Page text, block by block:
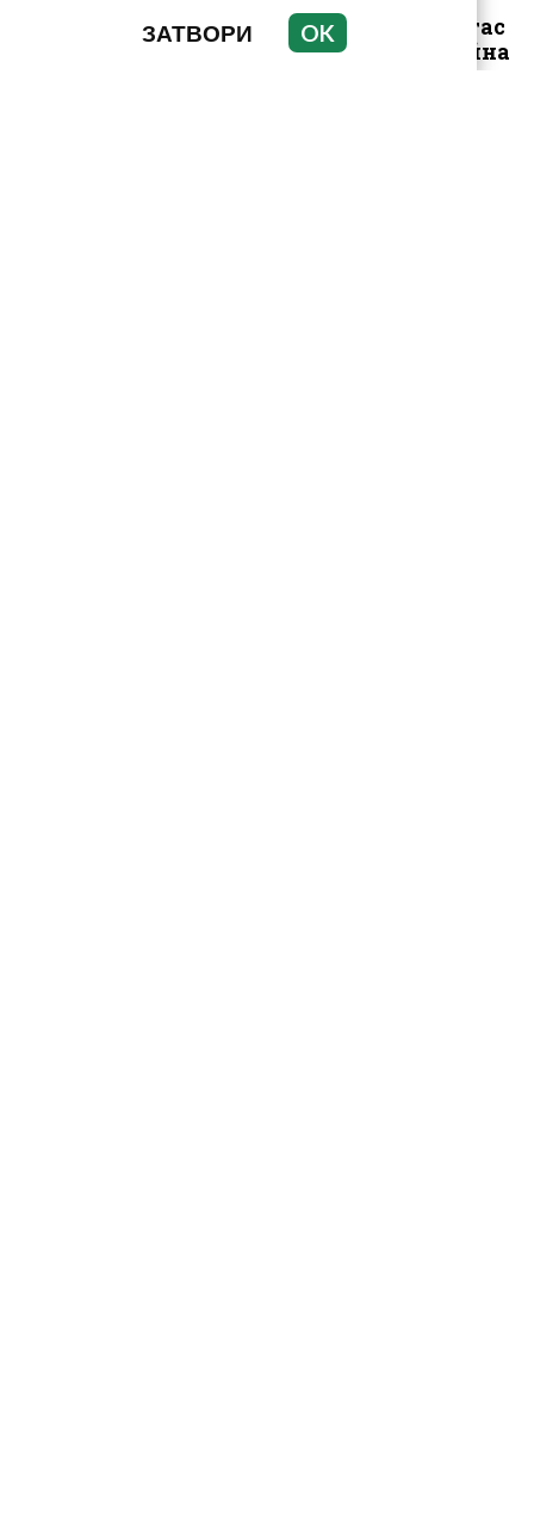
Арестуваният в Бургас
наркобарон от Украйна
ръководел 14 фабрики
ЗАТВОРИ OK